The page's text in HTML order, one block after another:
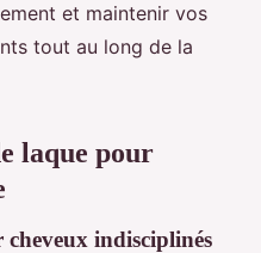
et maintenir vos
tout au long de la
laque pour
indisciplinés